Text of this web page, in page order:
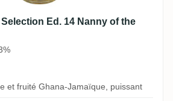
Ed. 14 Nanny of the
et fruité Ghana-Jamaïque, puissant